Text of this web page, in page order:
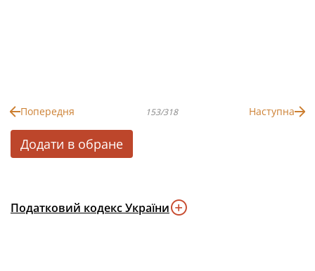
Попередня 153/318 Наступна
Додати в обране
Податковий кодекс України